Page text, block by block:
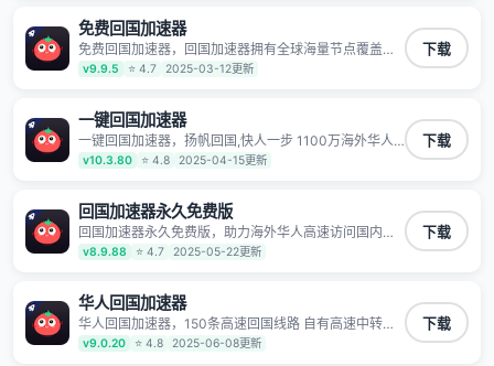
时服务。
免费回国加速器
免费回国加速器，回国加速器拥有全球海量节点覆盖，
运营商专线不卡顿超稳定，专为海外华人和留学生打
造，帮助海外华人免除地域限制，随时高速稳定低延迟
v9.9.5 ⭐ 4.7 2025-03-12更新
下载
一键回国加速器
一键回国加速器，扬帆回国,快人一步 1100万海外华人
都在用的音乐视频回国加速器 Android iOS Windows
Mac TV VIP 支持多种加速场景 了解更多 看视频 全球高
艺、哔哩哔哩和优酷视频,在国外也能畅快追剧!
v10.3.80 ⭐ 4.8 2025-04-15更新
下载
回国加速器永久免费版
回国加速器永久免费版，助力海外华人高速访问国内网
络，快速开启国内各直播平台,解决国内视频、音乐卡顿
问题；更能加速海量国服游戏，超低延迟稳定不掉线,畅
v8.9.88 ⭐ 4.7 2025-05-22更新
下载
华人回国加速器
华人回国加速器，150条高速回国线路 自有高速中转节
点 无需注册 一键连接 提供高速线路 应用内直达视频音
乐app,快人一步 应用模式 App互不干扰 不间断的隐私保
v9.0.20 ⭐ 4.8 2025-06-08更新
下载